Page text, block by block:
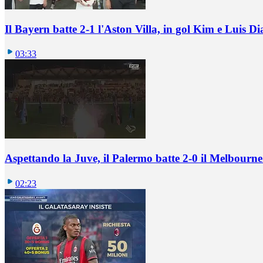
Il Bayern batte 2-1 l'Aston Villa, in gol Kim e Luis
03:33
Aspettando la Juve, il Palermo batte 2-0 il
02:23